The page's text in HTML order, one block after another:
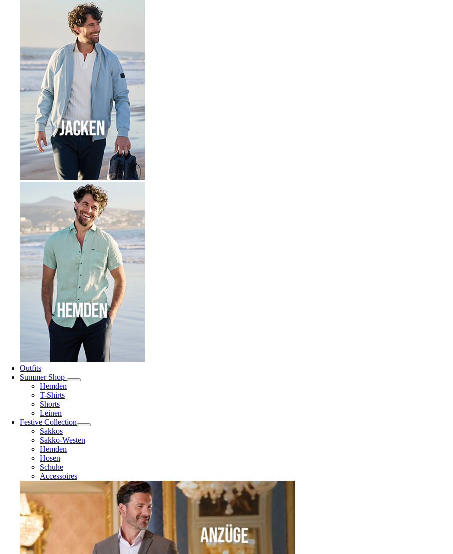
Outfits
Summer Shop
Hemden
T-Shirts
Shorts
Leinen
Festive Collection
Sakkos
Sakko-Westen
Hemden
Hosen
Schuhe
Accessoires